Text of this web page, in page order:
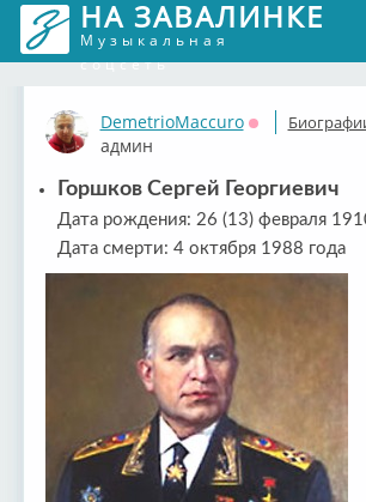
НА ЗАВАЛИНКЕ
Музыкальная
соцсеть
DemetrioMaccuro
Оффлайн
админ
Горшков Сергей Георгиевич
Дата рождения: 26 (13) февраля
Дата смерти: 4 октября 1988 года